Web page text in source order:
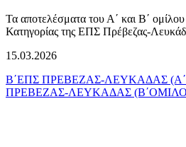
Τα αποτελέσματα του Α΄ και Β΄
Κατηγορίας της ΕΠΣ Πρέβεζας-
15.03.2026
Β΄ΕΠΣ ΠΡΕΒΕΖΑΣ-ΛΕΥΚΑΔΑΣ
ΠΡΕΒΕΖΑΣ-ΛΕΥΚΑΔΑΣ